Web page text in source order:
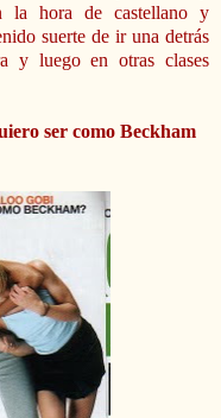
la hora de castellano y
suerte de ir una detrás
y luego en otras clases
ser como Beckham